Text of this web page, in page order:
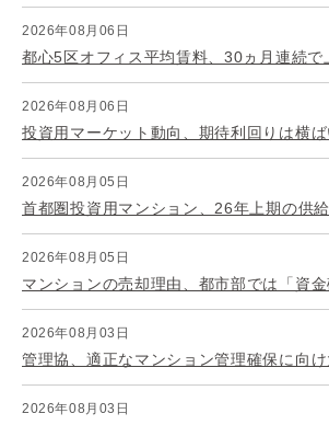
2026年08月06日
都心5区オフィス平均賃料、30ヵ月連続で
2026年08月06日
投資用マーケット動向、期待利回りは横ば
2026年08月05日
首都圏投資用マンション、26年上期の供
2026年08月05日
マンションの売却理由、都市部では「資
2026年08月03日
管理協、適正なマンション管理確保に向
2026年08月03日